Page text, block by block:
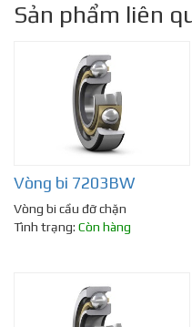
Sản phẩm liên
Vòng bi 7203BW
Vòng bi cầu đỡ chặn
Tình trạng: Còn hàng